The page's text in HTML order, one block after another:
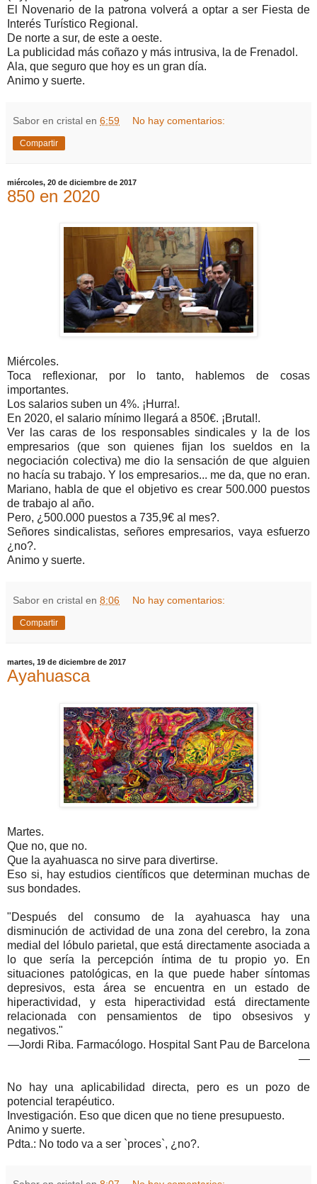
El Novenario de la patrona volverá a optar a ser Fiesta de
Interés Turístico Regional.
De norte a sur, de este a oeste.
La publicidad más coñazo y más intrusiva, la de Frenadol.
Ala, que seguro que hoy es un gran día.
Animo y suerte.
Sabor en cristal en 6:59 No hay comentarios:
Compartir
miércoles, 20 de diciembre de 2017
850 en 2020
Miércoles.
Toca reflexionar, por lo tanto, hablemos de cosas
importantes.
Los salarios suben un 4%. ¡Hurra!.
En 2020, el salario mínimo llegará a 850€. ¡Brutal!.
Ver las caras de los responsables sindicales y la de los
empresarios (que son quienes fijan los sueldos en la
negociación colectiva) me dio la sensación de que alguien
no hacía su trabajo. Y los empresarios... me da, que no eran.
Mariano, habla de que el objetivo es crear 500.000 puestos
de trabajo al año.
Pero, ¿500.000 puestos a 735,9€ al mes?.
Señores sindicalistas, señores empresarios, vaya esfuerzo
¿no?.
Animo y suerte.
Sabor en cristal en 8:06 No hay comentarios:
Compartir
martes, 19 de diciembre de 2017
Ayahuasca
Martes.
Que no, que no.
Que la ayahuasca no sirve para divertirse.
Eso si, hay estudios científicos que determinan muchas de
sus bondades.
"Después del consumo de la ayahuasca hay una
disminución de actividad de una zona del cerebro, la zona
medial del lóbulo parietal, que está directamente asociada a
lo que sería la percepción íntima de tu propio yo. En
situaciones patológicas, en la que puede haber síntomas
depresivos, esta área se encuentra en un estado de
hiperactividad, y esta hiperactividad está directamente
relacionada con pensamientos de tipo obsesivos y
negativos."
—Jordi Riba. Farmacólogo. Hospital Sant Pau de Barcelona
—
No hay una aplicabilidad directa, pero es un pozo de
potencial terapéutico.
Investigación. Eso que dicen que no tiene presupuesto.
Animo y suerte.
Pdta.: No todo va a ser `proces`, ¿no?.